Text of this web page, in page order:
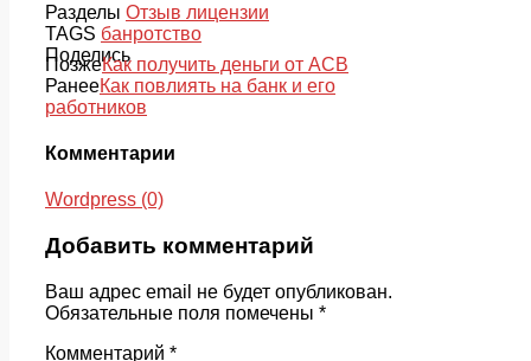
Разделы Отзыв лицензии
TAGS банротство
Поделись
ПозжеКак получить деньги от АСВ
РанееКак повлиять на банк и его
работников
Комментарии
Wordpress (0)
Добавить комментарий
Ваш адрес email не будет опубликован.
Обязательные поля помечены *
Комментарий *